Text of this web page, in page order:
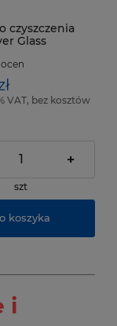
czyszczenia
Glass
VAT, bez kosztów
+
szt
koszyka
i